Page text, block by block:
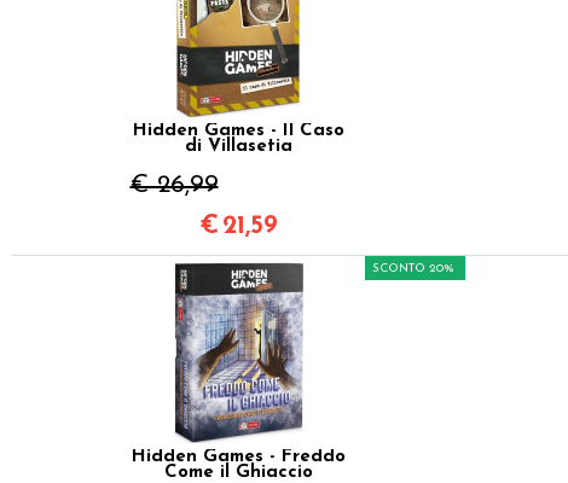
Hidden Games - Il Caso
di Villasetia
€ 26,99
€ 21,59
Hidden Games - Freddo
Come il Ghiaccio
SCONTO 20%